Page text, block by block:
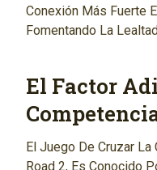
Conexión Más Fuerte
Fomentando La
El Factor
El Juego De Cruzar
Road 2, Es Conocido